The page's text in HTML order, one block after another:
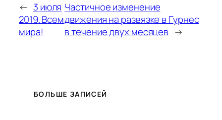
← 3 июля
2019. Всем
мира!
Частичное изменение
движения на развязке в Гурнес
в течение двух месяцев →
БОЛЬШЕ ЗАПИСЕЙ